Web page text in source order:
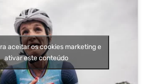
aceitar os cookies marketing e
ativar este conteúdo